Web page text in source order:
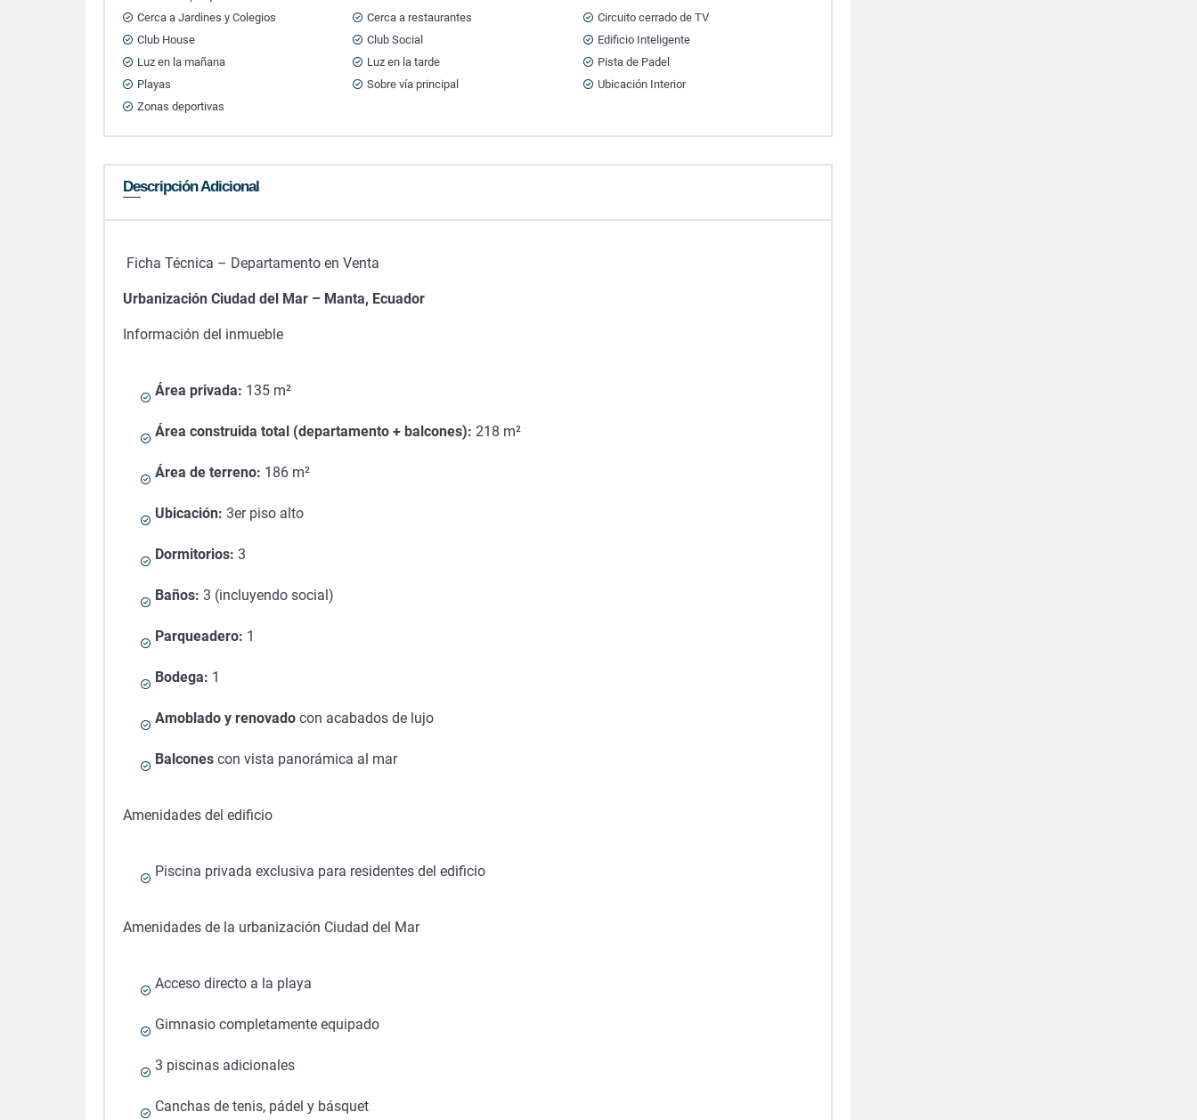
Cerca a Jardines y Colegios
Cerca a restaurantes
Circuito cerrado de TV
Club House
Club Social
Edificio Inteligente
Luz en la mañana
Luz en la tarde
Pista de Padel
Playas
Sobre vía principal
Ubicación Interior
Zonas deportivas
Descripción Adicional
Ficha Técnica – Departamento en Venta
Urbanización Ciudad del Mar – Manta, Ecuador
Información del inmueble
Área privada: 135 m²
Área construida total (departamento + balcones): 218 m²
Área de terreno: 186 m²
Ubicación: 3er piso alto
Dormitorios: 3
Baños: 3 (incluyendo social)
Parqueadero: 1
Bodega: 1
Amoblado y renovado con acabados de lujo
Balcones con vista panorámica al mar
Amenidades del edificio
Piscina privada exclusiva para residentes del edificio
Amenidades de la urbanización Ciudad del Mar
Acceso directo a la playa
Gimnasio completamente equipado
3 piscinas adicionales
Canchas de tenis, pádel y básquet